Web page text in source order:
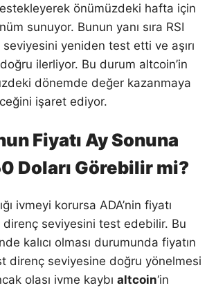
önümüzdeki hafta için
sunuyor. Bunun yanı sıra RSI
yeniden test etti ve aşırı
ilerliyor. Bu durum altcoin’in
dönemde değer kazanmaya
işaret ediyor.
Fiyatı Ay Sonuna
Doları Görebilir mi?
ivmeyi korursa ADA’nin fiyatı
direnç seviyesini test edebilir. Bu
kalıcı olması durumunda fiyatın
direnç seviyesine doğru yönelmesi
olası ivme kaybı altcoin‘in